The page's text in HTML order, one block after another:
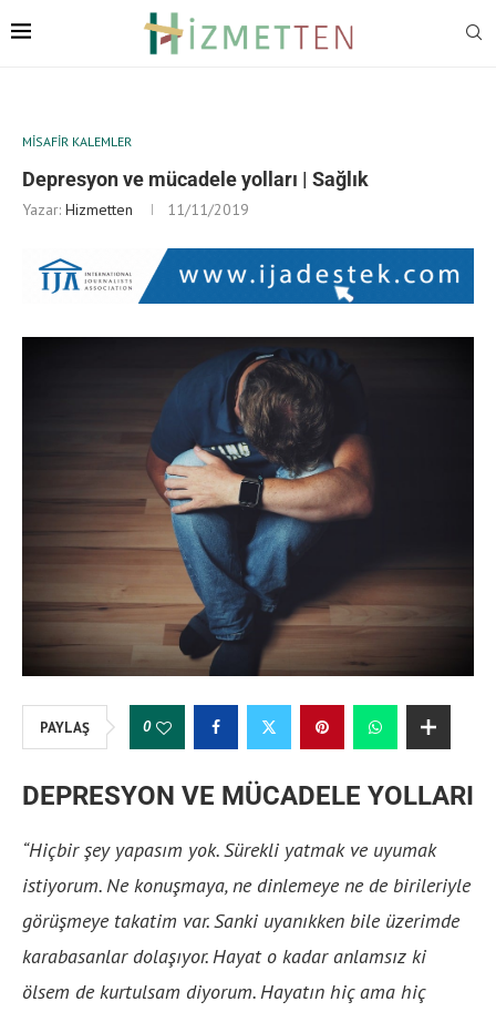
MISAFIR KALEMLER
Depresyon ve mücadele yolları | Sağlık
Yazar: Hizmetten 11/11/2019
PAYLAŞ 0
DEPRESYON VE MÜCADELE YOLLARI
“Hiçbir şey yapasım yok. Sürekli yatmak ve uyumak
istiyorum. Ne konuşmaya, ne dinlemeye ne de birileriyle
görüşmeye takatim var. Sanki uyanıkken bile üzerimde
karabasanlar dolaşıyor. Hayat o kadar anlamsız ki
ölsem de kurtulsam diyorum. Hayatın hiç ama hiç